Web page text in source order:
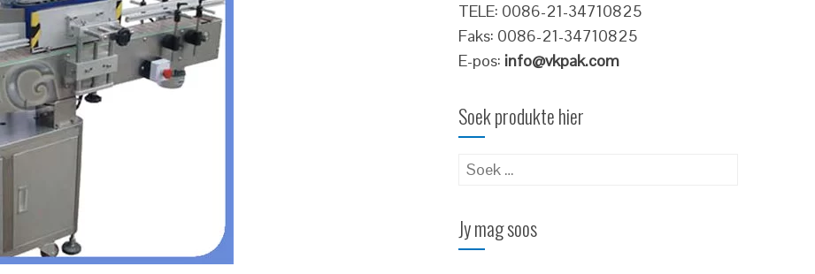
TELE: 0086-21-34710825
Faks: 0086-21-34710825
E-pos: info@vkpak.com
Soek produkte hier
Soek
Jy mag soos